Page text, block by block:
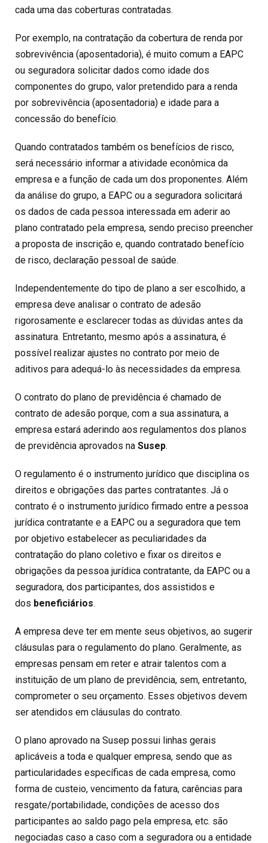
cada uma das coberturas contratadas.
Por exemplo, na contratação da cobertura de renda por
sobrevivência (aposentadoria), é muito comum a EAPC
ou seguradora solicitar dados como idade dos
componentes do grupo, valor pretendido para a renda
por sobrevivência (aposentadoria) e idade para a
concessão do benefício.
Quando contratados também os benefícios de risco,
será necessário informar a atividade econômica da
empresa e a função de cada um dos proponentes. Além
da análise do grupo, a EAPC ou a seguradora solicitará
os dados de cada pessoa interessada em aderir ao
plano contratado pela empresa, sendo preciso preencher
a proposta de inscrição e, quando contratado benefício
de risco, declaração pessoal de saúde.
Independentemente do tipo de plano a ser escolhido, a
empresa deve analisar o contrato de adesão
rigorosamente e esclarecer todas as dúvidas antes da
assinatura. Entretanto, mesmo após a assinatura, é
possível realizar ajustes no contrato por meio de
aditivos para adequá-lo às necessidades da empresa.
O contrato do plano de previdência é chamado de
contrato de adesão porque, com a sua assinatura, a
empresa estará aderindo aos regulamentos dos planos
de previdência aprovados na Susep.
O regulamento é o instrumento jurídico que disciplina os
direitos e obrigações das partes contratantes. Já o
contrato é o instrumento jurídico firmado entre a pessoa
jurídica contratante e a EAPC ou a seguradora que tem
por objetivo estabelecer as peculiaridades da
contratação do plano coletivo e fixar os direitos e
obrigações da pessoa jurídica contratante, da EAPC ou a
seguradora, dos participantes, dos assistidos e
dos beneficiários.
A empresa deve ter em mente seus objetivos, ao sugerir
cláusulas para o regulamento do plano. Geralmente, as
empresas pensam em reter e atrair talentos com a
instituição de um plano de previdência, sem, entretanto,
comprometer o seu orçamento. Esses objetivos devem
ser atendidos em cláusulas do contrato.
O plano aprovado na Susep possui linhas gerais
aplicáveis a toda e qualquer empresa, sendo que as
particularidades específicas de cada empresa, como
forma de custeio, vencimento da fatura, carências para
resgate/portabilidade, condições de acesso dos
participantes ao saldo pago pela empresa, etc. são
negociadas caso a caso com a seguradora ou a entidade